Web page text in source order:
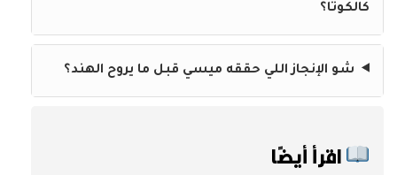
كالكوتا؟
شو الإنجاز اللي حققه ميسي قبل ما يروح الهند؟
اقرأ أيضًا